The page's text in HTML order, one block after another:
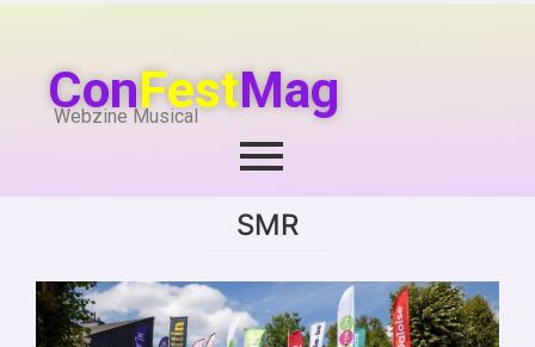
ConFestMag
Webzine Musical
SMR